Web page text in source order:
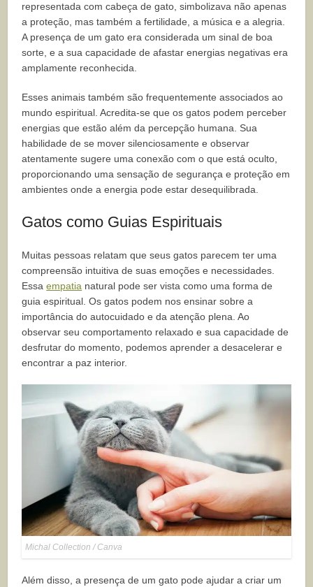
representada com cabeça de gato, simbolizava não apenas
a proteção, mas também a fertilidade, a música e a alegria.
A presença de um gato era considerada um sinal de boa
sorte, e a sua capacidade de afastar energias negativas era
amplamente reconhecida.
Esses animais também são frequentemente associados ao
mundo espiritual. Acredita-se que os gatos podem perceber
energias que estão além da percepção humana. Sua
habilidade de se mover silenciosamente e observar
atentamente sugere uma conexão com o que está oculto,
proporcionando uma sensação de segurança e proteção em
ambientes onde a energia pode estar desequilibrada.
Gatos como Guias Espirituais
Muitas pessoas relatam que seus gatos parecem ter uma
compreensão intuitiva de suas emoções e necessidades.
Essaempatia natural pode ser vista como uma forma de
guia espiritual. Os gatos podem nos ensinar sobre a
importância do autocuidado e da atenção plena. Ao
observar seu comportamento relaxado e sua capacidade de
desfrutar do momento, podemos aprender a desacelerar e
encontrar a paz interior.
Michal Collection / Canva
Além disso, a presença de um gato pode ajudar a criar um